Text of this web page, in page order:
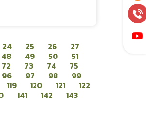
24 25 26
27
48 49 50
51
72 73 74
75
96 97 98
99
119 120 121
122
141 142 143